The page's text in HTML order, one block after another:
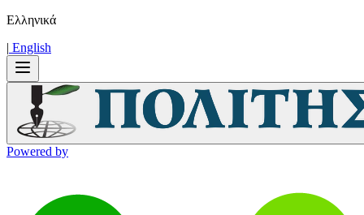
Ελληνικά
| Εnglish
Powered by